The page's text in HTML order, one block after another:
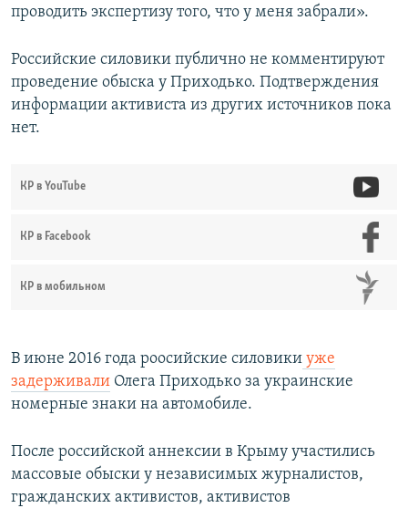
проводить экспертизу того, что у меня забрали».
Российские силовики публично не комментируют
проведение обыска у Приходько. Подтверждения
информации активиста из других источников пока
нет.
КР в YouTube
КР в Facebook
КР в мобильном
В июне 2016 года роосийские силовики уже
задерживали Олега Приходько за украинские
номерные знаки на автомобиле.
После российской аннексии в Крыму участились
массовые обыски у независимых журналистов,
гражданских активистов, активистов